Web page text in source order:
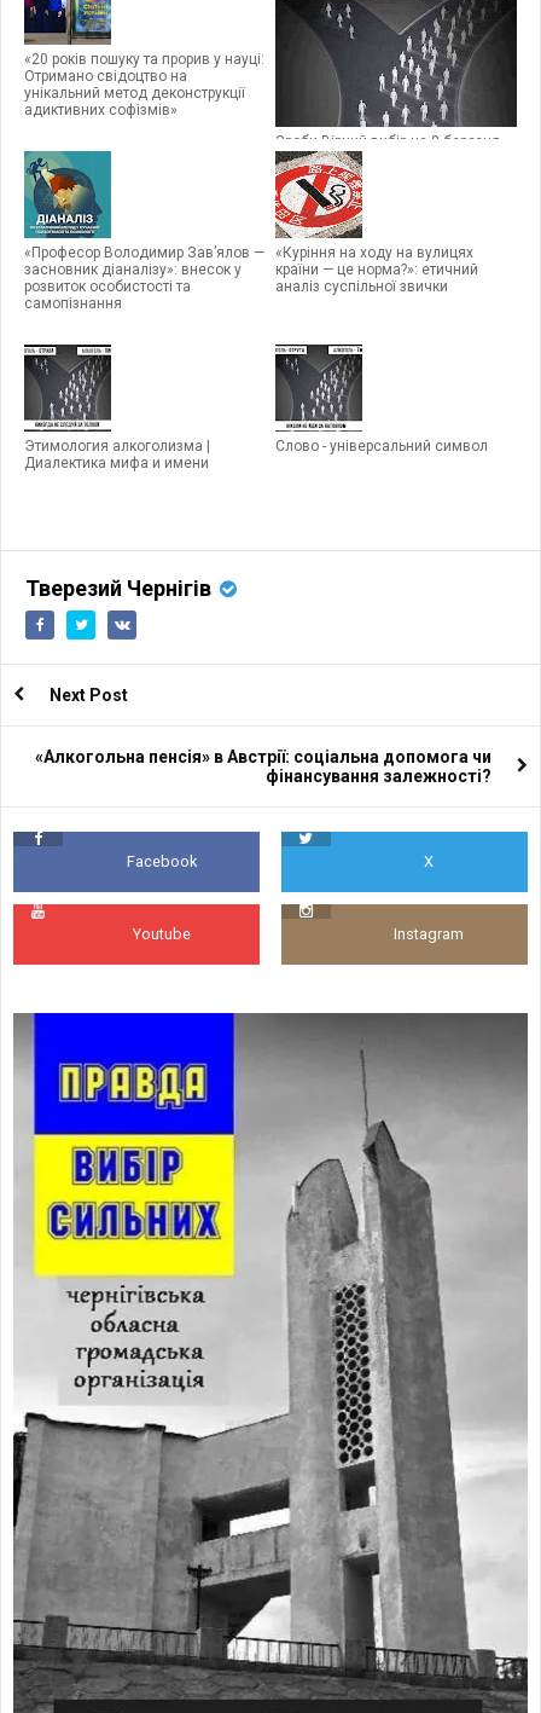
«20 років пошуку та прорив у науці:
Отримано свідоцтво на
унікальний метод деконструкції
адиктивних софізмів»
Зроби Вірний вибір на 8 березня
2020
«Професор Володимир Зав’ялов —
засновник діаналізу»: внесок у
розвиток особистості та
самопізнання
«Куріння на ходу на вулицях
країни — це норма?»: етичний
аналіз суспільної звички
Этимология алкоголизма |
Диалектика мифа и имени
Слово - універсальний символ
Тверезий Чернігів
Next Post
«Алкогольна пенсія» в Австрії: соціальна допомога чи
фінансування залежності?
Facebook X
Youtube Instagram